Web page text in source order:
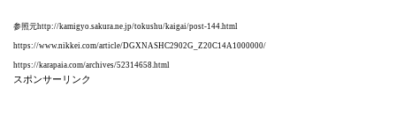
参照元http://kamigyo.sakura.ne.jp/tokushu/kaigai/post-144.html
https://www.nikkei.com/article/DGXNASHC2902G_Z20C14A1000000/
https://karapaia.com/archives/52314658.html
スポンサーリンク